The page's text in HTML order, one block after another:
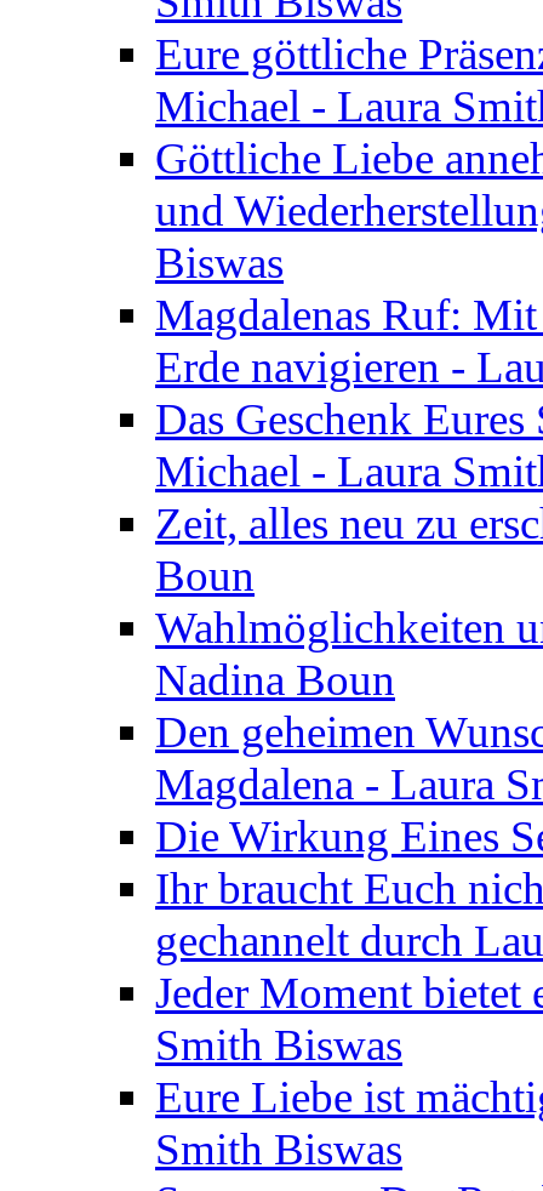
Eure göttliche
Michael - Laura
Göttliche Liebe
und
Biswas
Magdalenas Ruf:
Erde navigieren -
Das Geschenk
Michael - Laura
Zeit, alles neu zu
Boun
Wahlmöglichkeiten
Nadina Boun
Den geheimen
Magdalena - Laura
Die Wirkung Eines
Ihr braucht Euch
gechannelt durch
Jeder Moment bietet
Smith Biswas
Eure Liebe ist
Smith Biswas